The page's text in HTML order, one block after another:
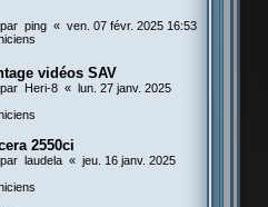
ping « ven. 07 févr. 2025 16:53
vidéos SAV
Heri-8 « lun. 27 janv. 2025
2550ci
laudela « jeu. 16 janv. 2025